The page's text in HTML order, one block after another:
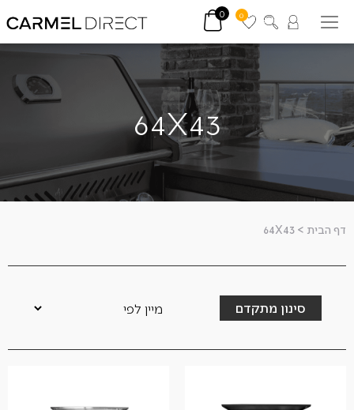
0
0
64X43
דף הבית >
64X43
סינון מתקדם